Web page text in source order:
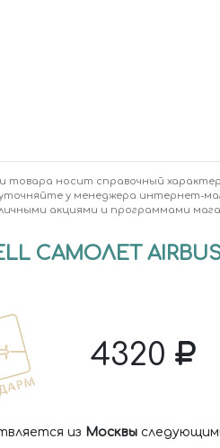
товара носит справочный характер.
уточняйте у менеджера интернет-
акциями и программами
САМОЛЕТ AIRBUS
4320
из Москвы